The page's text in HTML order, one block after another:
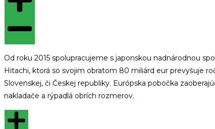
Od roku 2015 spolupracujeme s japonskou nadnárodnou
Hitachi, ktorá so svojim obratom 80 miliárd eur prevyšuje
Slovenskej, či Českej republiky. Európska pobočka
nakladače a rýpadlá obrích rozmerov.